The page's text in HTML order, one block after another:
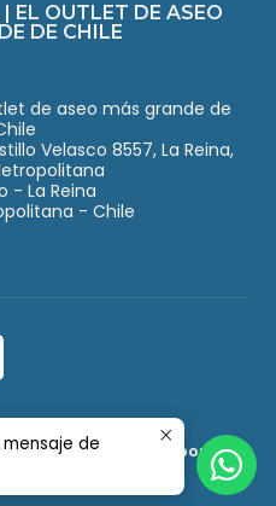
EL OUTLET DE ASEO
DE CHILE
de aseo más grande de
Velasco 8557, La Reina,
- La Reina
- Chile
Desarrollado por
mensaje de